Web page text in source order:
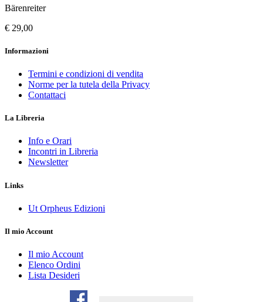
Bärenreiter
€ 29,00
Informazioni
Termini e condizioni di vendita
Norme per la tutela della Privacy
Contattaci
La Libreria
Info e Orari
Incontri in Libreria
Newsletter
Links
Ut Orpheus Edizioni
Il mio Account
Il mio Account
Elenco Ordini
Lista Desideri